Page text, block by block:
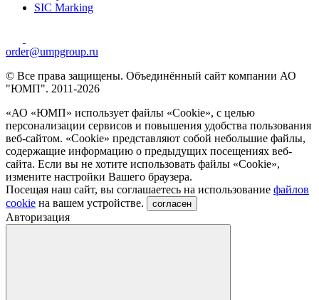
SIC Marking
order@umpgroup.ru
© Все права защищены. Объединённый сайт компании АО
"ЮМП". 2011-2026
«АО «ЮМП» использует файлы «Сookie», с целью
персонализации сервисов и повышения удобства пользования
веб-сайтом. «Cookie» представляют собой небольшие файлы,
содержащие информацию о предыдущих посещениях веб-
сайта. Если вы не хотите использовать файлы «Сookie»,
измените настройки Вашего браузера.
Посещая наш сайт, вы соглашаетесь на использование файлов
cookie на вашем устройстве. согласен
Авторизация